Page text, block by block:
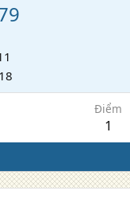
Điểm
1